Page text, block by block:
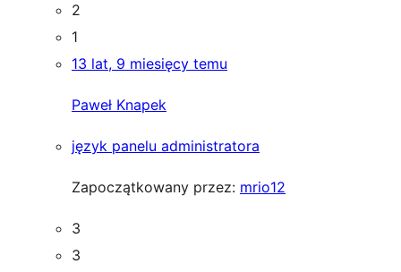
2
1
13 lat, 9 miesięcy temu
Paweł Knapek
język panelu administratora
Zapoczątkowany przez: mrio12
3
3